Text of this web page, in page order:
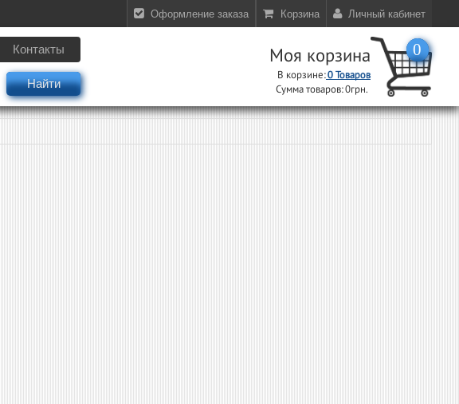
Оформление заказа Корзина Личный кабинет
Контакты
Найти
Моя корзина
В корзине:0Товаров
Сумма товаров:0грн.
0